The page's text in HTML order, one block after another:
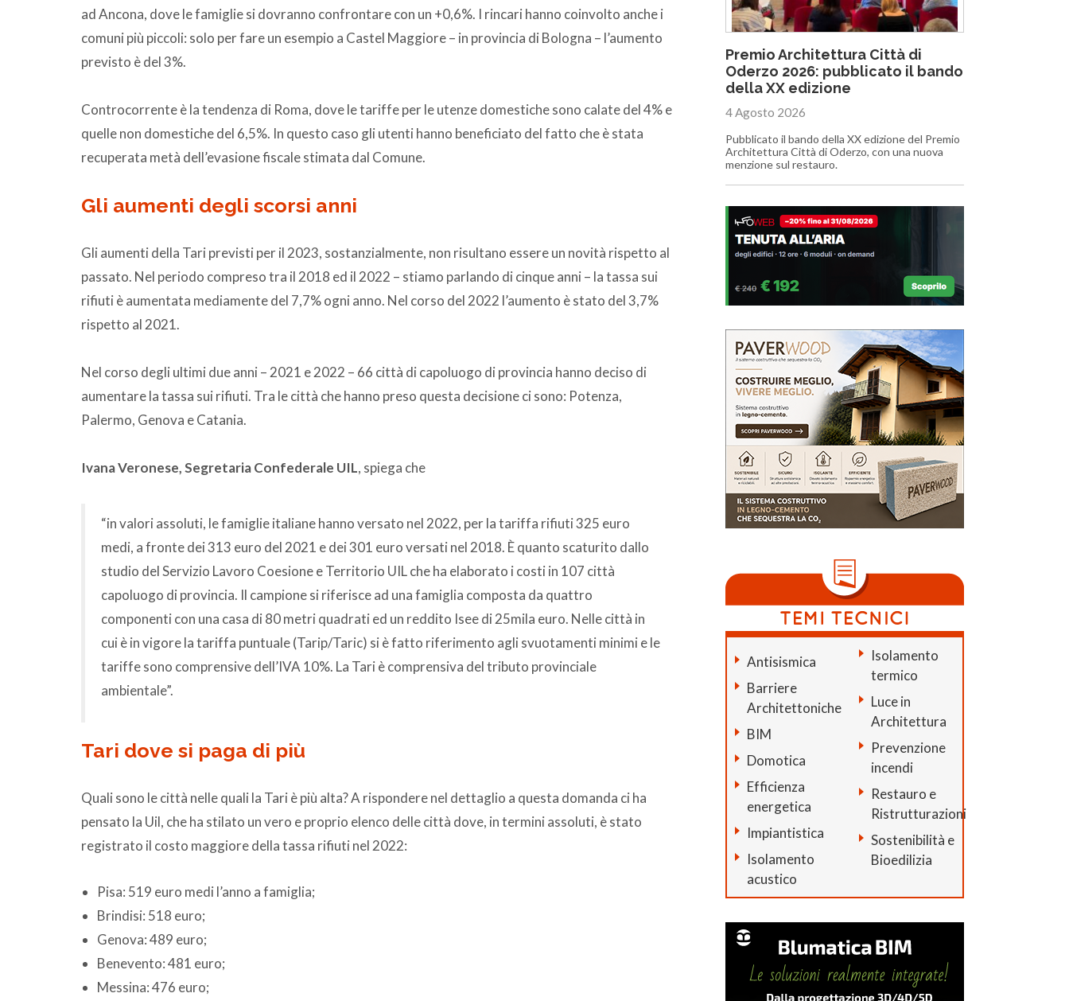
ad Ancona, dove le famiglie si dovranno confrontare con un +0,6%. I rincari hanno coinvolto anche i
comuni più piccoli: solo per fare un esempio a Castel Maggiore – in provincia di Bologna – l’aumento
previsto è del 3%.
Controcorrente è la tendenza di Roma, dove le tariffe per le utenze domestiche sono calate del 4% e
quelle non domestiche del 6,5%. In questo caso gli utenti hanno beneficiato del fatto che è stata
recuperata metà dell’evasione fiscale stimata dal Comune.
Gli aumenti degli scorsi anni
Gli aumenti della Tari previsti per il 2023, sostanzialmente, non risultano essere un novità rispetto al
passato. Nel periodo compreso tra il 2018 ed il 2022 – stiamo parlando di cinque anni – la tassa sui
rifiuti è aumentata mediamente del 7,7% ogni anno. Nel corso del 2022 l’aumento è stato del 3,7%
rispetto al 2021.
Nel corso degli ultimi due anni – 2021 e 2022 – 66 città di capoluogo di provincia hanno deciso di
aumentare la tassa sui rifiuti. Tra le città che hanno preso questa decisione ci sono: Potenza,
Palermo, Genova e Catania.
Ivana Veronese, Segretaria Confederale UIL, spiega che
“in valori assoluti, le famiglie italiane hanno versato nel 2022, per la tariffa rifiuti 325 euro
medi, a fronte dei 313 euro del 2021 e dei 301 euro versati nel 2018. È quanto scaturito dallo
studio del Servizio Lavoro Coesione e Territorio UIL che ha elaborato i costi in 107 città
capoluogo di provincia. Il campione si riferisce ad una famiglia composta da quattro
componenti con una casa di 80 metri quadrati ed un reddito Isee di 25mila euro. Nelle città in
cui è in vigore la tariffa puntuale (Tarip/Taric) si è fatto riferimento agli svuotamenti minimi e le
tariffe sono comprensive dell’IVA 10%. La Tari è comprensiva del tributo provinciale
ambientale”.
Tari dove si paga di più
Quali sono le città nelle quali la Tari è più alta? A rispondere nel dettaglio a questa domanda ci ha
pensato la Uil, che ha stilato un vero e proprio elenco delle città dove, in termini assoluti, è stato
registrato il costo maggiore della tassa rifiuti nel 2022:
Pisa: 519 euro medi l’anno a famiglia;
Brindisi: 518 euro;
Genova: 489 euro;
Benevento: 481 euro;
Messina: 476 euro;
Premio Architettura Città di
Oderzo 2026: pubblicato il bando
della XX edizione
4 Agosto 2026
Pubblicato il bando della XX edizione del Premio
Architettura Città di Oderzo, con una nuova
menzione sul restauro.
Antisismica
Barriere
Architettoniche
BIM
Domotica
Efficienza
energetica
Impiantistica
Isolamento
acustico
Isolamento
termico
Luce in
Architettura
Prevenzione
incendi
Restauro e
Ristrutturazioni
Sostenibilità e
Bioedilizia